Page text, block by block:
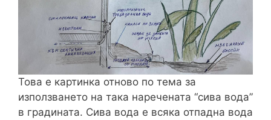
Това е картинка отново по тема за
използването на така наречената “сива вода”
в градината. Сива вода е всяка отпадна вода